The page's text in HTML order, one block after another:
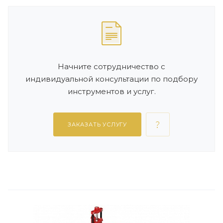
Начните сотрудничество с
индивидуальной консультации по подбору
инструментов и услуг.
ЗАКАЗАТЬ УСЛУГУ